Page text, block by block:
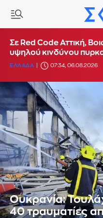
Σε Red Code Αττική,
υψηλού κινδύνου
ΕΛΛΑΔΑ 07:34, 06.08.2026
Ουκρανία:
40 τραυματίες